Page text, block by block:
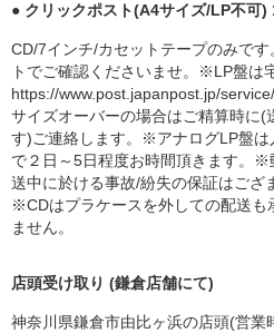
● クリックポスト(A4サイズ/LP不可)
CD/7インチ/カセットテープのみで
トでご確認くださいませ。※LP盤は
https://www.post.japanpost.jp/
サイズオーバーの場合はご精算時に(
す)ご連絡します。※アナログLP盤
で２日～5日程度お時間頂きます。
送中に於ける事故/紛失の保証はござ
※CDはプラケースを外しての配送も
ません。
店頭受け取り (鎌倉店舗にて)
神奈川県鎌倉市由比ヶ浜の店頭(営業